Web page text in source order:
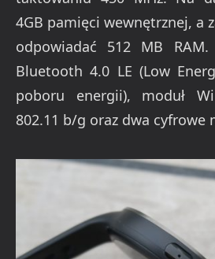
4GB pamięci wewnętrznej, a
odpowiadać 512 MB RAM.
Bluetooth 4.0 LE (Low
poboru energii), moduł
802.11 b/g oraz dwa cyfrowe